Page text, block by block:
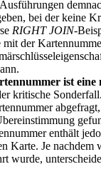
bei der keine
RIGHT JOIN-
der
ist eine
kritische
enthält
Karte. Je nachdem
wurde,